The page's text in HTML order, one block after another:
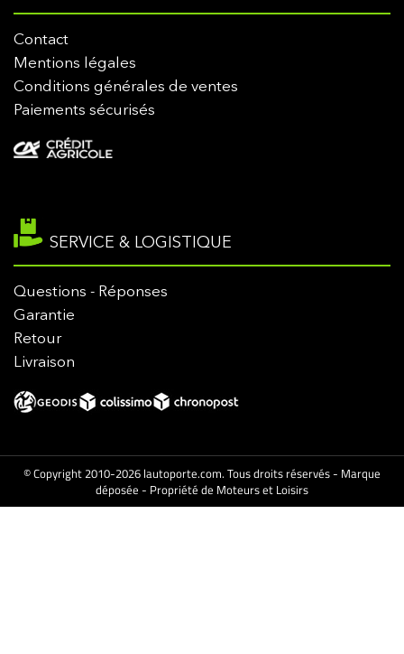
Contact
Mentions légales
Conditions générales de ventes
Paiements sécurisés
SERVICE & LOGISTIQUE
Questions - Réponses
Garantie
Retour
Livraison
© Copyright 2010-2026 lautoporte.com. Tous droits réservés - Marque
déposée - Propriété de Moteurs et Loisirs